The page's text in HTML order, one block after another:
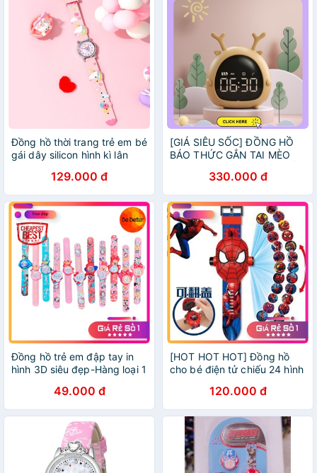
Đồng hồ thời trang trẻ em bé
gái dây silicon hình kì lân
129.000 đ
[GIÁ SIÊU SỐC] ĐỒNG HỒ
BÁO THỨC GẮN TAI MÈO
330.000 đ
Đồng hồ trẻ em đập tay in
hình 3D siêu đẹp-Hàng loại 1
49.000 đ
[HOT HOT HOT] Đồng hồ
cho bé điện tử chiếu 24 hình
120.000 đ